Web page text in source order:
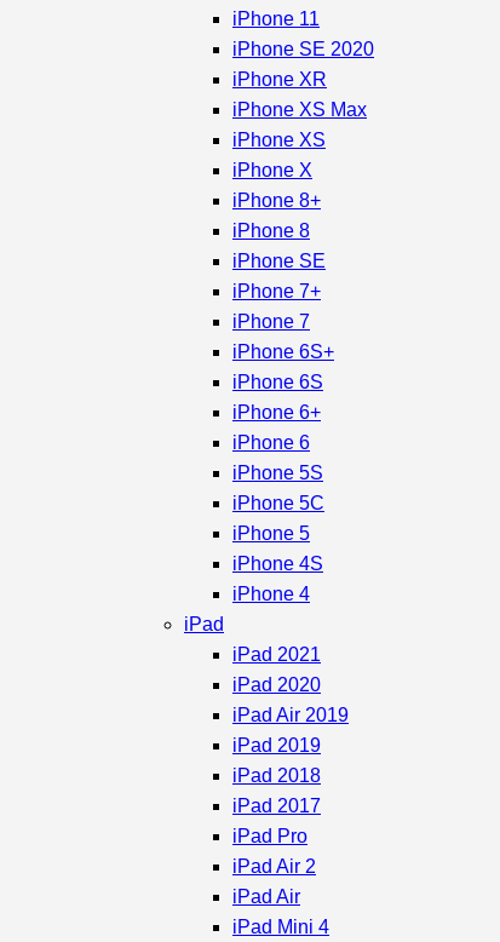
iPhone 11
iPhone SE 2020
iPhone XR
iPhone XS Max
iPhone XS
iPhone X
iPhone 8+
iPhone 8
iPhone SE
iPhone 7+
iPhone 7
iPhone 6S+
iPhone 6S
iPhone 6+
iPhone 6
iPhone 5S
iPhone 5C
iPhone 5
iPhone 4S
iPhone 4
iPad
iPad 2021
iPad 2020
iPad Air 2019
iPad 2019
iPad 2018
iPad 2017
iPad Pro
iPad Air 2
iPad Air
iPad Mini 4